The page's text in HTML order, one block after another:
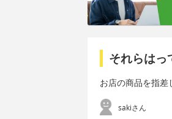
それらはっ
お店の商品を指差
sakiさん